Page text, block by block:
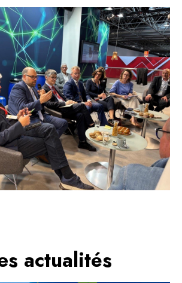
actualités